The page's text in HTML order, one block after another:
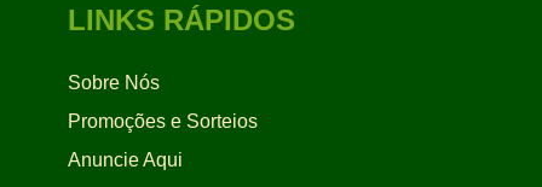
LINKS RÁPIDOS
Sobre Nós
Promoções e Sorteios
Anuncie Aqui